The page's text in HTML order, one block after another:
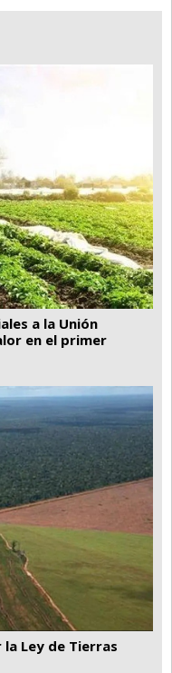
a la Unión
en el primer
Ley de Tierras